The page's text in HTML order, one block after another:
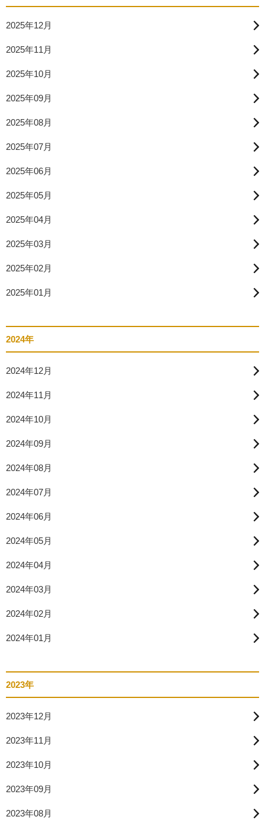
2025年12月
2025年11月
2025年10月
2025年09月
2025年08月
2025年07月
2025年06月
2025年05月
2025年04月
2025年03月
2025年02月
2025年01月
2024年
2024年12月
2024年11月
2024年10月
2024年09月
2024年08月
2024年07月
2024年06月
2024年05月
2024年04月
2024年03月
2024年02月
2024年01月
2023年
2023年12月
2023年11月
2023年10月
2023年09月
2023年08月